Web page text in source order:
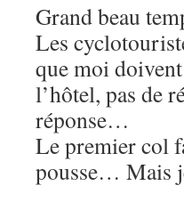
Grand beau
Les
que moi
l’hôtel, pas de
réponse…
Le premier col
pousse… Mais